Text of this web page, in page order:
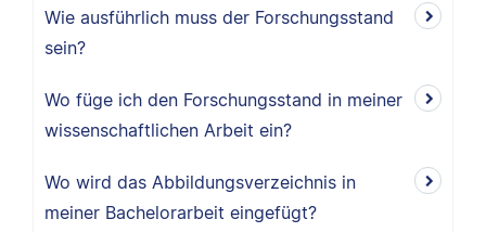
Wie ausführlich muss der Forschungsstand
sein?
Wo füge ich den Forschungsstand in meiner
wissenschaftlichen Arbeit ein?
Wo wird das Abbildungsverzeichnis in
meiner Bachelorarbeit eingefügt?